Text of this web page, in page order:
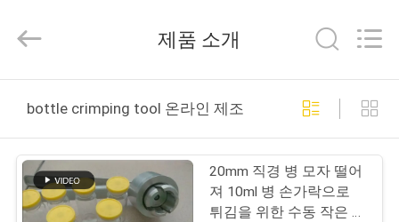
제
품
2017
(Xiamen)
Rights
제품 소개
bottle crimping tool 온라인 제조
20mm 직경 병 모자 떨어
져 10ml 병 손가락으로
튀김을 위한 수동 작은 유